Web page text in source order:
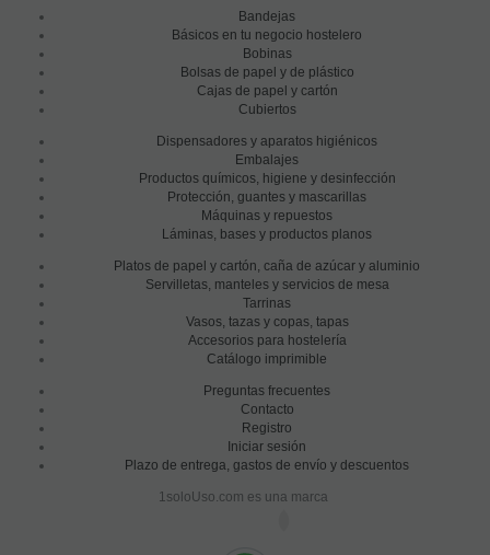
Bandejas
Básicos en tu negocio hostelero
Bobinas
Bolsas de papel y de plástico
Cajas de papel y cartón
Cubiertos
Dispensadores y aparatos higiénicos
Embalajes
Productos químicos, higiene y desinfección
Protección, guantes y mascarillas
Máquinas y repuestos
Láminas, bases y productos planos
Platos de papel y cartón, caña de azúcar y aluminio
Servilletas, manteles y servicios de mesa
Tarrinas
Vasos, tazas y copas, tapas
Accesorios para hostelería
Catálogo imprimible
Preguntas frecuentes
Contacto
Registro
Iniciar sesión
Plazo de entrega, gastos de envío y descuentos
1soloUso.com es una marca